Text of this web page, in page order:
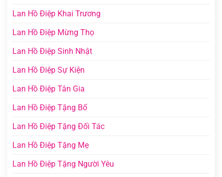
Lan Hồ Điệp Khai Trương
Lan Hồ Điệp Mừng Thọ
Lan Hồ Điệp Sinh Nhật
Lan Hồ Điệp Sự Kiện
Lan Hồ Điệp Tân Gia
Lan Hồ Điệp Tặng Bố
Lan Hồ Điệp Tặng Đối Tác
Lan Hồ Điệp Tặng Mẹ
Lan Hồ Điệp Tặng Người Yêu